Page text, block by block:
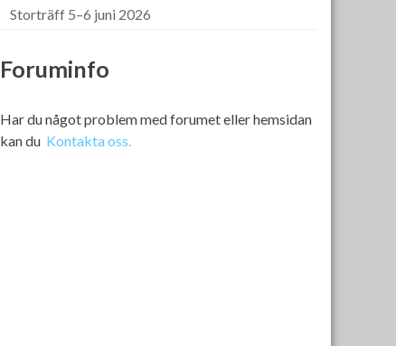
Storträff 5–6 juni 2026
Foruminfo
Har du något problem med forumet eller hemsidan
kan du Kontakta oss.